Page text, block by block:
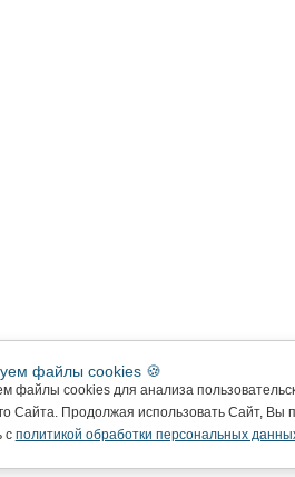
файлы cookies 🍪
файлы cookies для анализа
Сайта. Продолжая использовать Сайт, Вы
с политикой обработки персональных